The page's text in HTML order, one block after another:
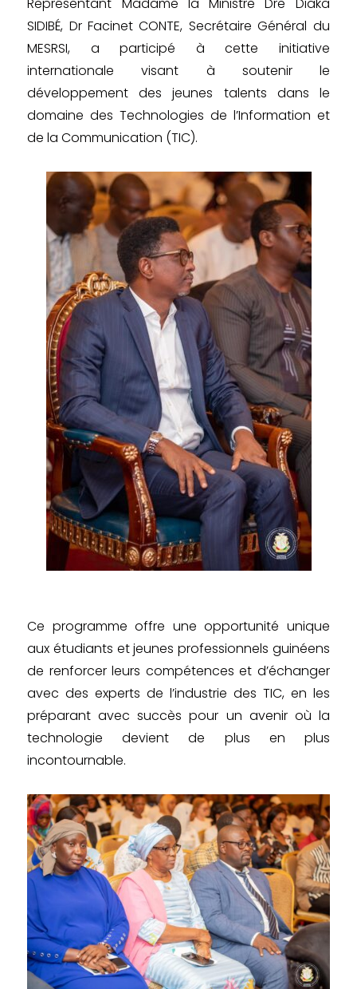
SIDIBÉ, Dr Facinet CONTE, Secrétaire Général du
MESRSI, a participé à cette initiative
internationale visant à soutenir le
développement des jeunes talents dans le
domaine des Technologies de l’Information et
de la Communication (TIC).
Ce programme offre une opportunité unique
aux étudiants et jeunes professionnels guinéens
de renforcer leurs compétences et d’échanger
avec des experts de l’industrie des TIC, en les
préparant avec succès pour un avenir où la
technologie devient de plus en plus
incontournable.